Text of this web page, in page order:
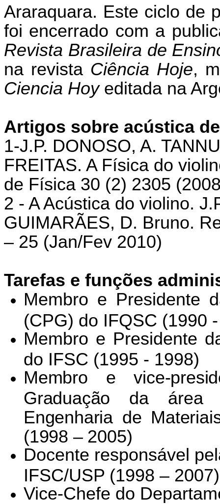
Araraquara. Este ciclo de
foi encerrado com a
Revista Brasileira de
na revista Ciência Hoje,
Ciencia Hoyeditada na
Artigos sobre acústica
1-J.P. DONOSO, A.
FREITAS. A Física do
de Física 30 (2) 2305
2 - A Acústica do violino.
GUIMARÃES, D. Bruno.
– 25 (Jan/Fev 2010)
Tarefas e funções
Membro e Presidente
(CPG) do IFQSC (1990
Membro e Presidente
do IFSC (1995 - 1998)
Membro e vice-
Graduação da área
Engenharia de
(1998 – 2005)
Docente responsável
IFSC/USP (1998 – 2007)
Vice-Chefe do